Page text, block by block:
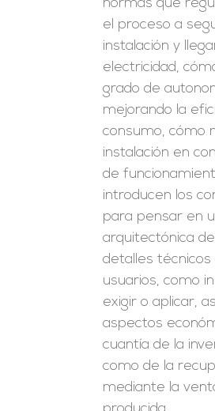
normas que
el proceso a
instalación y
electricidad,
grado de
mejorando la
consumo, cómo
instalación en
de
introducen los
para pensar en
arquitectónica
detalles
usuarios, como
exigir o aplicar,
aspectos
cuantía de la
como de la
mediante la